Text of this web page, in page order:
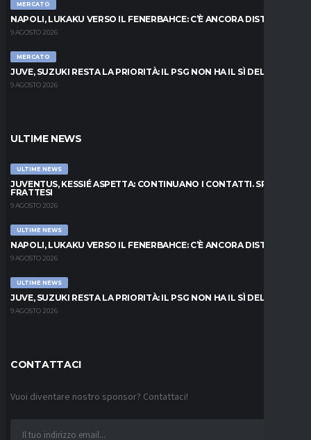
MERCATO
NAPOLI, LUKAKU VERSO IL FENERBAHCE: C’È ANCORA DISTANZA
9 AGOSTO 2026
MERCATO
JUVE, SUZUKI RESTA LA PRIORITÀ: IL PSG NON HA IL SÌ DEL PARMA
9 AGOSTO 2026
ULTIME NEWS
ULTIME NEWS
JUVENTUS, KESSIÉ ASPETTA: CONTINUANO I CONTATTI. SPUNTA
FRATTESI
9 AGOSTO 2026
ULTIME NEWS
NAPOLI, LUKAKU VERSO IL FENERBAHCE: C’È ANCORA DISTANZA
9 AGOSTO 2026
ULTIME NEWS
JUVE, SUZUKI RESTA LA PRIORITÀ: IL PSG NON HA IL SÌ DEL PARMA
9 AGOSTO 2026
CONTATTACI
Vuoi diventare nostro sponsor? Contattaci!